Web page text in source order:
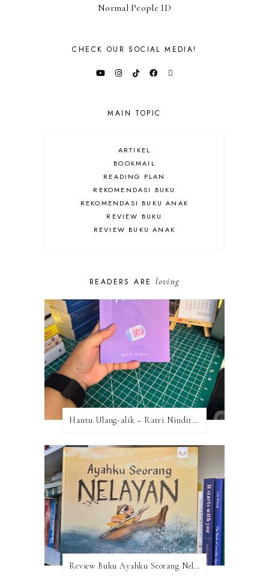
Normal People ID
CHECK OUR SOCIAL MEDIA!
MAIN TOPIC
ARTIKEL
BOOKMAIL
READING PLAN
REKOMENDASI BUKU
REKOMENDASI BUKU ANAK
REVIEW BUKU
REVIEW BUKU ANAK
READERS ARE loving
Hantu Ulang-alik – Ratri Ninditya
Review Buku Ayahku Seorang Nelayan: Menyelami Kehidupan Nelayan